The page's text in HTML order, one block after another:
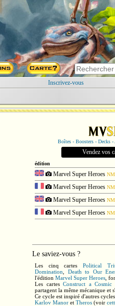
Inscrivez-vous
Boîtes - Boosters - Decks -
Vendez vos
édition
Marvel Super Heroes NM
Marvel Super Heroes NM
Marvel Super Heroes NM
Marvel Super Heroes NM
Le saviez-vous ?
Les cinq cartesPolitical
Domination
Death to Our
l'édition Marvel Super Heroes ,
Les cartesConstruct a Cosmic
partagent la même mécanique et
Ce cycle est inspiré d'autres
Karlov Manor et Theros (voir